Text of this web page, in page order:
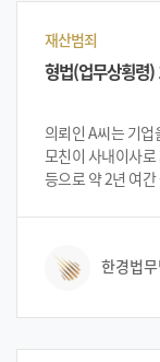
재산범죄
형법(업무상횡령)
의뢰인 A씨는 기
모친이 사내이사
등으로 약 2년 여
의뢰인이 모친에
진행하였습니다. 업무상횡령죄로 입건된 A씨는 자신의 억울함을
받게 되었습니다.
한경법